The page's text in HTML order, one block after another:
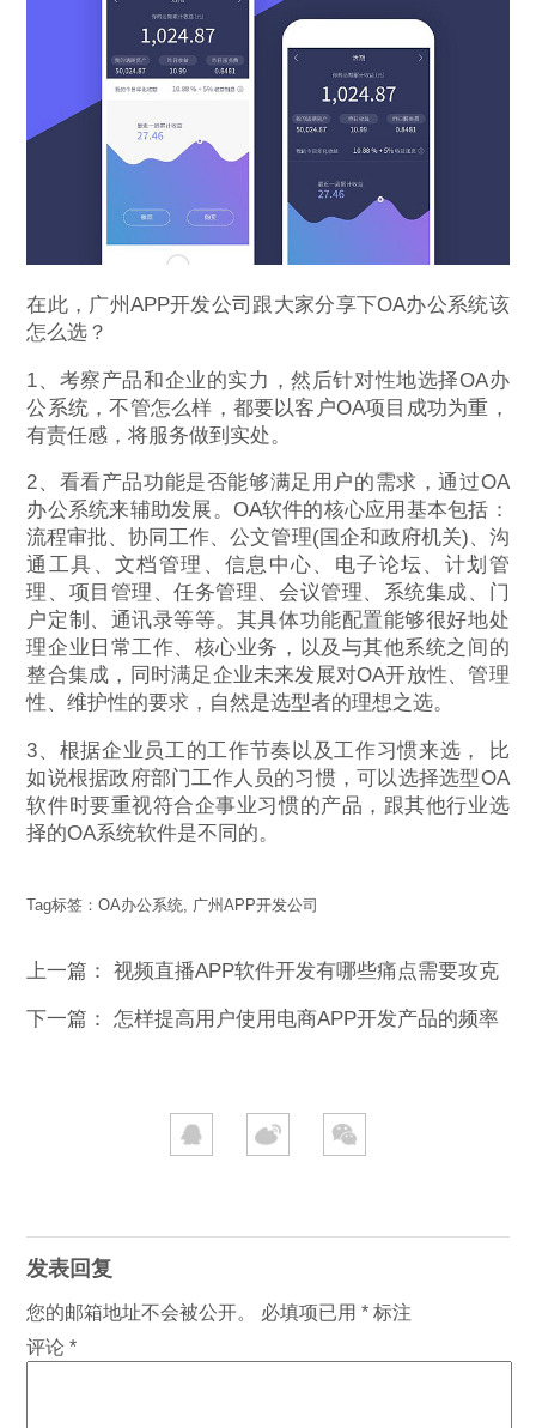
在此，广州APP开发公司跟大家分享下OA办公系统该
怎么选？
1、考察产品和企业的实力，然后针对性地选择OA办
公系统，不管怎么样，都要以客户OA项目成功为重，
有责任感，将服务做到实处。
2、看看产品功能是否能够满足用户的需求，通过OA
办公系统来辅助发展。OA软件的核心应用基本包括：
流程审批、协同工作、公文管理(国企和政府机关)、沟
通工具、文档管理、信息中心、电子论坛、计划管
理、项目管理、任务管理、会议管理、系统集成、门
户定制、通讯录等等。其具体功能配置能够很好地处
理企业日常工作、核心业务，以及与其他系统之间的
整合集成，同时满足企业未来发展对OA开放性、管理
性、维护性的要求，自然是选型者的理想之选。
3、根据企业员工的工作节奏以及工作习惯来选， 比
如说根据政府部门工作人员的习惯，可以选择选型OA
软件时要重视符合企事业习惯的产品，跟其他行业选
择的OA系统软件是不同的。
Tag标签：OA办公系统, 广州APP开发公司
上一篇：视频直播APP软件开发有哪些痛点需要攻克
下一篇：怎样提高用户使用电商APP开发产品的频率
发表回复
您的邮箱地址不会被公开。 必填项已用* 标注
评论*